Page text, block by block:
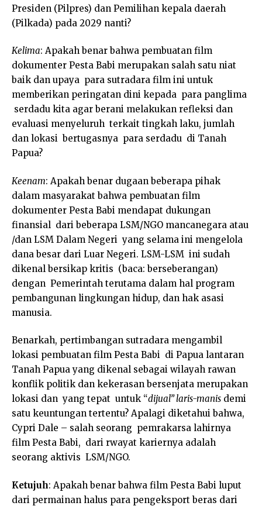
Presiden (Pilpres) dan Pemilihan kepala daerah
(Pilkada) pada 2029 nanti?
Kelima: Apakah benar bahwa pembuatan film
dokumenter Pesta Babi merupakan salah satu niat
baik dan upaya para sutradara film ini untuk
memberikan peringatan dini kepada para panglima
serdadu kita agar berani melakukan refleksi dan
evaluasi menyeluruh terkait tingkah laku, jumlah
dan lokasi bertugasnya para serdadu di Tanah
Papua?
Keenam: Apakah benar dugaan beberapa pihak
dalam masyarakat bahwa pembuatan film
dokumenter Pesta Babi mendapat dukungan
finansial dari beberapa LSM/NGO mancanegara atau
/dan LSM Dalam Negeri yang selama ini mengelola
dana besar dari Luar Negeri. LSM-LSM ini sudah
dikenal bersikap kritis (baca: berseberangan)
dengan Pemerintah terutama dalam hal program
pembangunan lingkungan hidup, dan hak asasi
manusia.
Benarkah, pertimbangan sutradara mengambil
lokasi pembuatan film Pesta Babi di Papua lantaran
Tanah Papua yang dikenal sebagai wilayah rawan
konflik politik dan kekerasan bersenjata merupakan
lokasi dan yang tepat untuk “dijual” laris-manis demi
satu keuntungan tertentu? Apalagi diketahui bahwa,
Cypri Dale – salah seorang pemrakarsa lahirnya
film Pesta Babi, dari rwayat kariernya adalah
seorang aktivis LSM/NGO.
Ketujuh: Apakah benar bahwa film Pesta Babi luput
dari permainan halus para pengeksport beras dari